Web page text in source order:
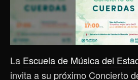
La Escuela de Música del
invita a su próximo Concierto